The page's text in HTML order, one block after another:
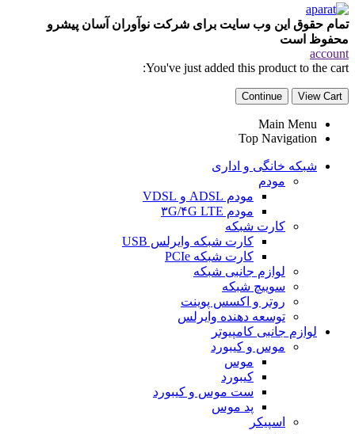
تمام حقوق این وب سایت برای شرکت نوآوران آسان پیشرو
محفوظ است
account
You've just added this product to the cart:
View Cart
Continue
Main Menu
Top Navigation
شبکه خانگی و اداری
مودم
مودم ADSL و VDSL
مودم ۳G/۴G LTE
کارت شبکه
کارت شبکه وایرلس USB
کارت شبکه PCIe
لوازم جانبی شبکه
سوییچ شبکه
روتر و اکسس پوینت
توسعه دهنده وایرلس
لوازم جانبی کامپیوتر
موس و کیبورد
موس
کیبورد
ست موس و کیبورد
پد موس
اسپیکر